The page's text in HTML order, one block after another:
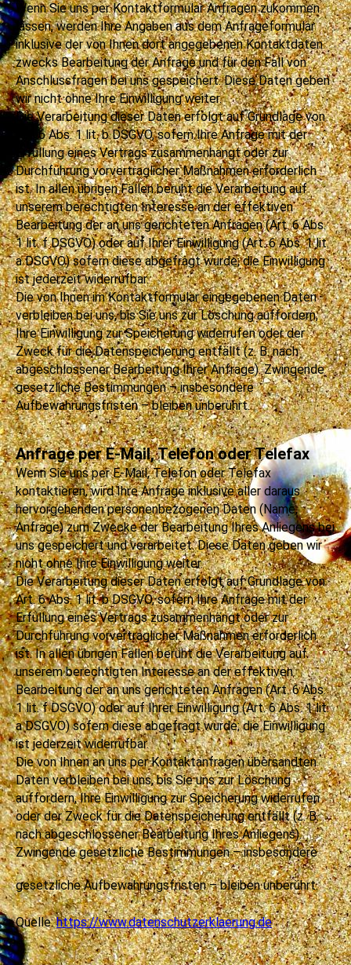
Wenn Sie uns per Kontaktformular Anfragen zukommen
lassen, werden Ihre Angaben aus dem Anfrageformular
inklusive der von Ihnen dort angegebenen Kontaktdaten
zwecks Bearbeitung der Anfrage und für den Fall von
Anschlussfragen bei uns gespeichert. Diese Daten geben
wir nicht ohne Ihre Einwilligung weiter.
Die Verarbeitung dieser Daten erfolgt auf Grundlage von
Art. 6 Abs. 1 lit. b DSGVO, sofern Ihre Anfrage mit der
Erfüllung eines Vertrags zusammenhängt oder zur
Durchführung vorvertraglicher Maßnahmen erforderlich
ist. In allen übrigen Fällen beruht die Verarbeitung auf
unserem berechtigten Interesse an der effektiven
Bearbeitung der an uns gerichteten Anfragen (Art. 6 Abs.
1 lit. f DSGVO) oder auf Ihrer Einwilligung (Art. 6 Abs. 1 lit.
a DSGVO) sofern diese abgefragt wurde; die Einwilligung
ist jederzeit widerrufbar.
Die von Ihnen im Kontaktformular eingegebenen Daten
verbleiben bei uns, bis Sie uns zur Löschung auffordern,
Ihre Einwilligung zur Speicherung widerrufen oder der
Zweck für die Datenspeicherung entfällt (z. B. nach
abgeschlossener Bearbeitung Ihrer Anfrage). Zwingende
gesetzliche Bestimmungen – insbesondere
Aufbewahrungsfristen – bleiben unberührt.
Anfrage per E-Mail, Telefon oder Telefax
Wenn Sie uns per E-Mail, Telefon oder Telefax
kontaktieren, wird Ihre Anfrage inklusive aller daraus
hervorgehenden personenbezogenen Daten (Name,
Anfrage) zum Zwecke der Bearbeitung Ihres Anliegens bei
uns gespeichert und verarbeitet. Diese Daten geben wir
nicht ohne Ihre Einwilligung weiter.
Die Verarbeitung dieser Daten erfolgt auf Grundlage von
Art. 6 Abs. 1 lit. b DSGVO, sofern Ihre Anfrage mit der
Erfüllung eines Vertrags zusammenhängt oder zur
Durchführung vorvertraglicher Maßnahmen erforderlich
ist. In allen übrigen Fällen beruht die Verarbeitung auf
unserem berechtigten Interesse an der effektiven
Bearbeitung der an uns gerichteten Anfragen (Art. 6 Abs.
1 lit. f DSGVO) oder auf Ihrer Einwilligung (Art. 6 Abs. 1 lit.
a DSGVO) sofern diese abgefragt wurde; die Einwilligung
ist jederzeit widerrufbar.
Die von Ihnen an uns per Kontaktanfragen übersandten
Daten verbleiben bei uns, bis Sie uns zur Löschung
auffordern, Ihre Einwilligung zur Speicherung widerrufen
oder der Zweck für die Datenspeicherung entfällt (z. B.
nach abgeschlossener Bearbeitung Ihres Anliegens).
Zwingende gesetzliche Bestimmungen – insbesondere
gesetzliche Aufbewahrungsfristen – bleiben unberührt.
Quelle:https://www.datenschutzerklaerung.de